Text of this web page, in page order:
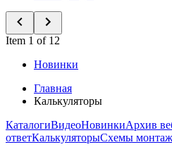
Item 1 of 12
Новинки
Главная
Калькуляторы
КаталогиВидеоНовинкиАрхив
ответКалькуляторыСхемы